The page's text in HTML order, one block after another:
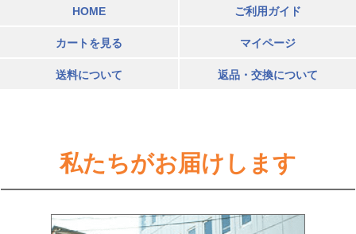
HOME ご利用ガイド
カートを見る マイページ
送料について 返品・交換について
私たちがお届けします